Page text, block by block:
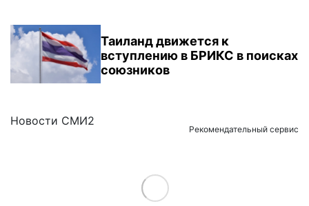
Таиланд движется к
вступлению в БРИКС в поисках
союзников
Новости СМИ2
Рекомендательный сервис
Load More